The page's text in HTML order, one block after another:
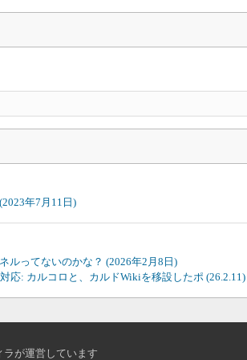
(2023年7月11日)
ルってないのかな？ (2026年2月8日)
応: カルコロと、カルドWikiを移設したポ (26.2.11)
ラが運営しています